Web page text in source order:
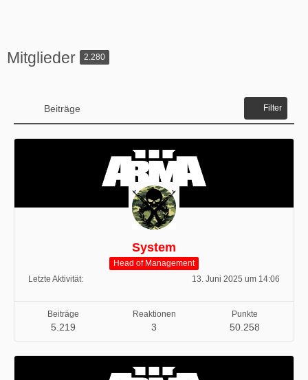
Mitglieder 2.280
Beiträge Filter
System
Head of Management
Letzte Aktivität
13. Juni 2025 um 14:06
Beiträge
5.219
Reaktionen
3
Punkte
50.258